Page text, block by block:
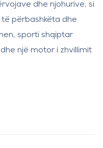
dhe njohurive, si
përbashkëta dhe
sporti shqiptar
një motor i zhvillimit